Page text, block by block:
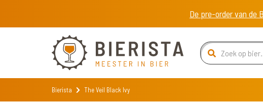
De pre-order van de
Bierista The Veil Black Ivy